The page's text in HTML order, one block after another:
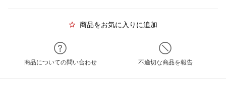
商品をお気に入りに追加
商品についての問い合わせ 不適切な商品を報告